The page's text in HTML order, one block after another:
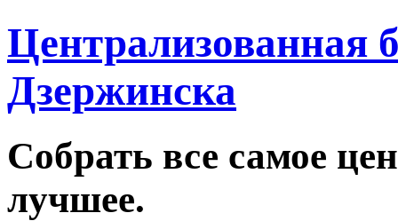
Централизованная
Дзержинска
Собрать все самое
лучшее.